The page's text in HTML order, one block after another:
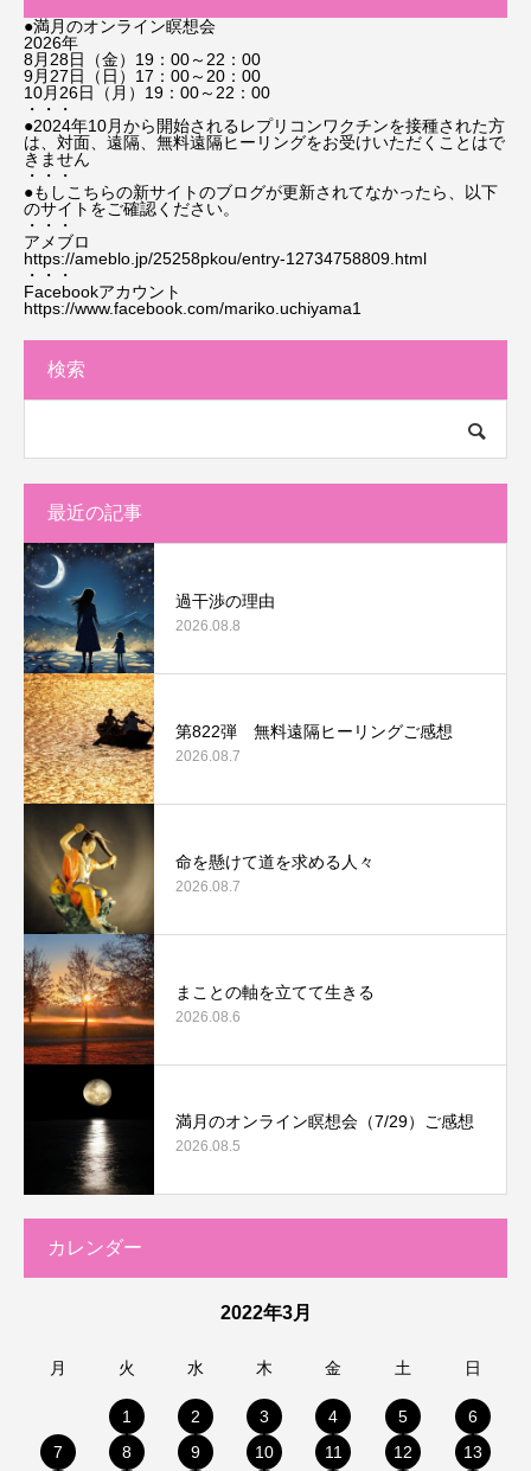
●満月のオンライン瞑想会
2026年
8月28日（金）19：00～22：00
9月27日（日）17：00～20：00
10月26日（月）19：00～22：00
・・・
●2024年10月から開始されるレプリコンワクチンを接種された方
は、対面、遠隔、無料遠隔ヒーリングをお受けいただくことはで
きません
・・・
●もしこちらの新サイトのブログが更新されてなかったら、以下
のサイトをご確認ください。
・・・
アメブロ
https://ameblo.jp/25258pkou/entry-12734758809.html
・・・
Facebookアカウント
https://www.facebook.com/mariko.uchiyama1
検索
最近の記事
過干渉の理由
2026.08.8
第822弾 無料遠隔ヒーリングご感想
2026.08.7
命を懸けて道を求める人々
2026.08.7
まことの軸を立てて生きる
2026.08.6
満月のオンライン瞑想会（7/29）ご感想
2026.08.5
カレンダー
2022年3月
月 火 水 木 金 土 日
1 2 3 4 5
6
7
8 9 10 11 12
13